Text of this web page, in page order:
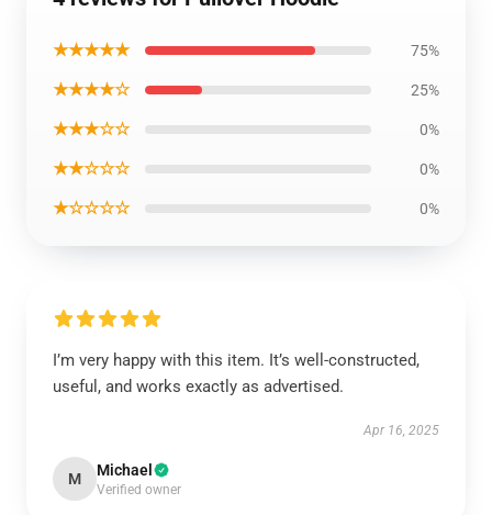
★★★★★ 75%
★★★★☆ 25%
★★★☆☆ 0%
★★☆☆☆ 0%
★☆☆☆☆ 0%
I’m very happy with this item. It’s well-constructed,
useful, and works exactly as advertised.
Apr 16, 2025
M Michael
Verified owner